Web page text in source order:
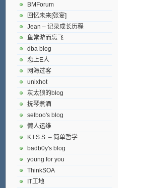
BMForum
回忆未来[张宴]
Jean – 记录成长历程
鱼常游而忘飞
dba blog
恋上E人
网海过客
unixhot
灰太狼的blog
抚琴煮酒
selboo's blog
懒人运维
K.I.S.S. – 简单哲学
badb0y's blog
young for you
ThinkSOA
IT工地